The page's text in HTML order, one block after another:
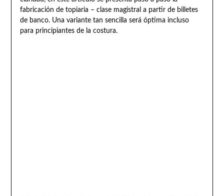
fabricación de topiaria – clase magistral a partir de billetes
de banco. Una variante tan sencilla será óptima incluso
para principiantes de la costura.